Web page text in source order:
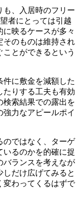
も、入居時のフリー
者にとっては引越
に映るケースが多々
そのものは維持され
とができるという
件に敷金を減額した
たりする工夫も有効
検索結果での露出を
力なアピールポイ
のではなく、ターゲ
いるのかを的確に捉
バランスを考えなが
だけ広げてみると
変わってくるはずで